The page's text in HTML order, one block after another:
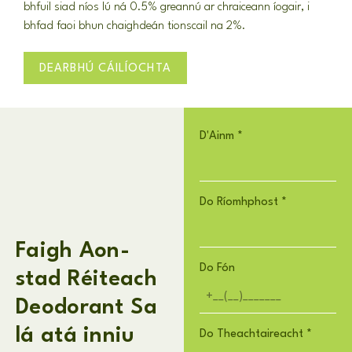
bhfuil siad níos lú ná 0.5% greannú ar chraiceann íogair, i
bhfad faoi bhun chaighdeán tionscail na 2%.
DEARBHÚ CÁILÍOCHTA
Faigh Aon-
stad Réiteach
Deodorant Sa
lá atá inniu
D'Ainm *
Do Ríomhphost *
Do Fón
Do Theachtaireacht *